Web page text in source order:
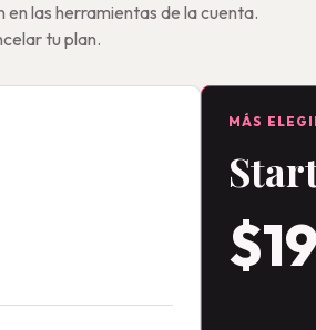
en las herramientas de la cuenta.
tu plan.
MÁS